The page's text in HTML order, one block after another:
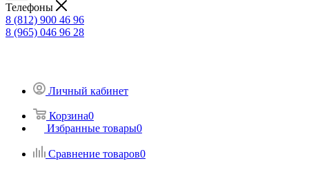
Телефоны
8 (812) 900 46 96
8 (965) 046 96 28
Личный кабинет
Корзина0
Избранные товары0
Сравнение товаров0